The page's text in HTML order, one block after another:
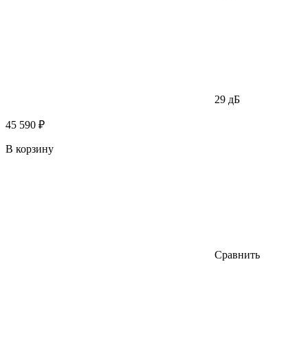
29 дБ
45 590 ₽
В корзину
Сравнить